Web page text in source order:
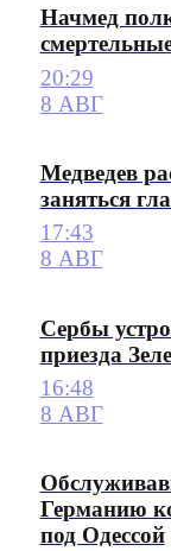
Начмед
20:29
8 АВГ
Медведев
заняться
17:43
8 АВГ
Сербы
приезда
16:48
8 АВГ
Германию
под Одессой